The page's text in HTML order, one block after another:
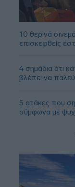
10 θερινά
επισκεφθείς
4 σημάδια ότι
βλέπει να
5 ατάκες που
σύμφωνα με